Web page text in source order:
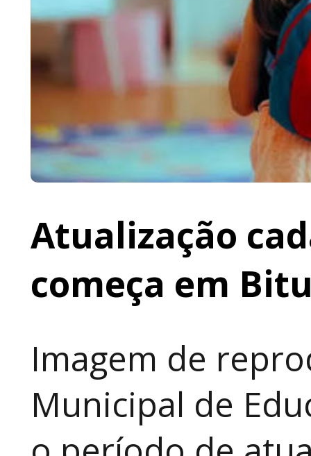
Atualização
começa em
Imagem de
Municipal de